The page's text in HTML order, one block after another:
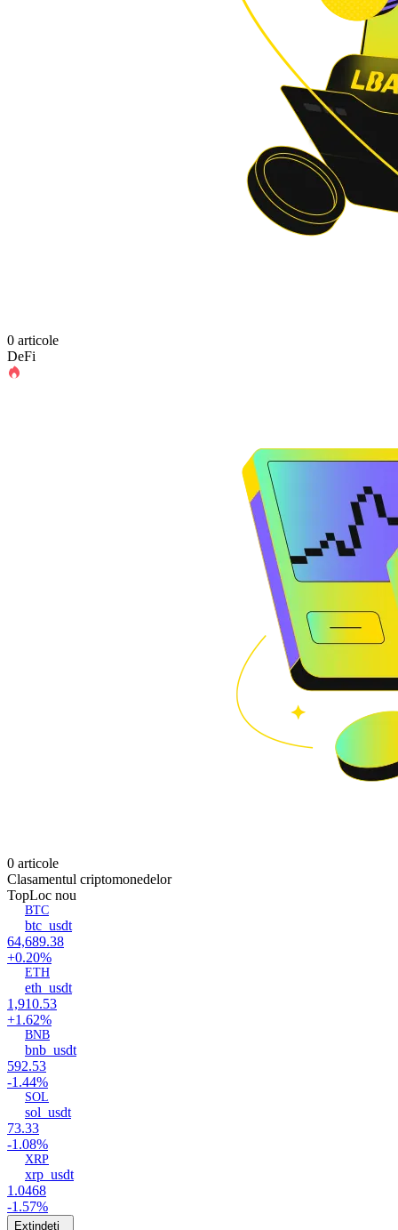
0 articole
DeFi
0 articole
Clasamentul criptomonedelor
TopLoc nou
BTC
btc_usdt
64,689.38
+0.20%
ETH
eth_usdt
1,910.53
+1.62%
BNB
bnb_usdt
592.53
-1.44%
SOL
sol_usdt
73.33
-1.08%
XRP
xrp_usdt
1.0468
-1.57%
Extindeți